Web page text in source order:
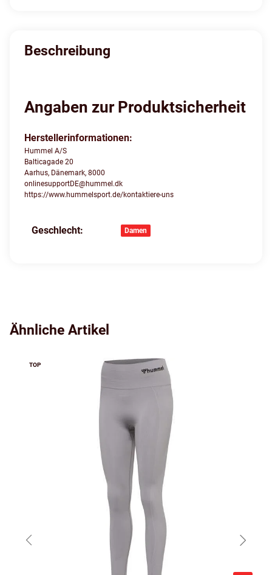
Beschreibung
Angaben zur Produktsicherheit
Herstellerinformationen:
Hummel A/S
Balticagade 20
Aarhus, Dänemark, 8000
onlinesupportDE@hummel.dk
https://www.hummelsport.de/kontaktiere-uns
Produkteigenschaft
Wert
Geschlecht: Damen
Ähnliche Artikel
TOP